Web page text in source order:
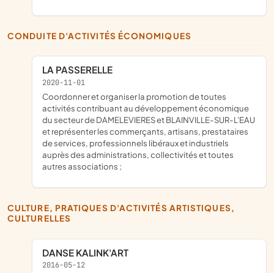
CONDUITE D'ACTIVITÉS ÉCONOMIQUES
LA PASSERELLE
2020-11-01
coordonner et organiser la promotion de toutes
activités contribuant au développement économique
du secteur de DAMELEVIERES et BLAINVILLE-SUR-L'EAU
et représenter les commerçants, artisans, prestataires
de services, professionnels libéraux et industriels
auprès des administrations, collectivités et toutes
autres associations ;
CULTURE, PRATIQUES D'ACTIVITÉS ARTISTIQUES,
CULTURELLES
DANSE KALINK'ART
2016-05-12